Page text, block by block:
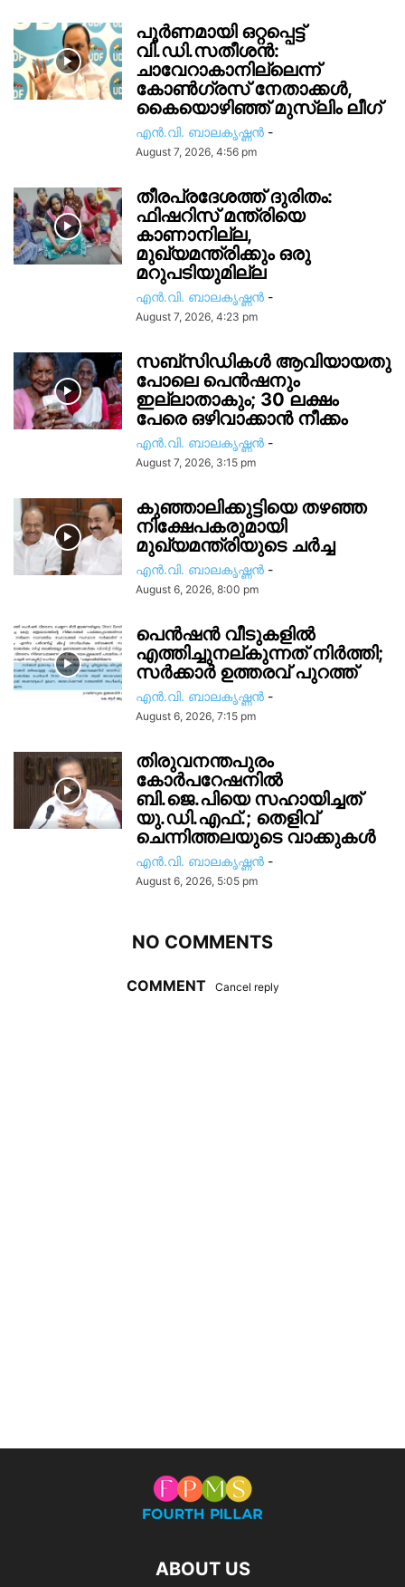
പൂർണമായി ഒറ്റപ്പെട്ട്
വി.ഡി.സതീശൻ:
ചാവേറാകാനില്ലെന്ന്
കോൺഗ്രസ് നേതാക്കൾ,
കൈയൊഴിഞ്ഞ് മുസ്ലിം ലീഗ്
എൻ.വി. ബാലകൃഷ്ണൻ -
August 7, 2026, 4:56 pm
തീരപ്രദേശത്ത് ദുരിതം:
ഫിഷറിസ്‌ മന്ത്രിയെ
കാണാനില്ല,
മുഖ്യമന്ത്രിക്കും ഒരു
മറുപടിയുമില്ല
എൻ.വി. ബാലകൃഷ്ണൻ -
August 7, 2026, 4:23 pm
സബ്സിഡികൾ ആവിയായതു
പോലെ പെൻഷനും
ഇല്ലാതാകും; 30 ലക്ഷം
പേരെ ഒഴിവാക്കാൻ നീക്കം
എൻ.വി. ബാലകൃഷ്ണൻ -
August 7, 2026, 3:15 pm
കുഞ്ഞാലിക്കുട്ടിയെ തഴഞ്ഞ
നിക്ഷേപകരുമായി
മുഖ്യമന്ത്രിയുടെ ചർച്ച
എൻ.വി. ബാലകൃഷ്ണൻ -
August 6, 2026, 8:00 pm
പെൻഷൻ വീടുകളിൽ
എത്തിച്ചുനല്കുന്നത് നിർത്തി;
സര്‍ക്കാർ ഉത്തരവ് പുറത്ത്
എൻ.വി. ബാലകൃഷ്ണൻ -
August 6, 2026, 7:15 pm
തിരുവനന്തപുരം
കോർപറേഷനിൽ
ബി.ജെ.പിയെ സഹായിച്ചത്
യു.ഡി.എഫ്.; തെളിവ്
ചെന്നിത്തലയുടെ വാക്കുകൾ
എൻ.വി. ബാലകൃഷ്ണൻ -
August 6, 2026, 5:05 pm
NO COMMENTS
COMMENT Cancel reply
ABOUT US